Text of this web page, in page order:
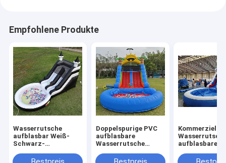
Empfohlene Produkte
Wasserrutsche
aufblasbar Weiß-
Schwarz-
Kinderrutsche mit
Doppelspurige PVC
aufblasbare
Wasserrutsche
Pool Hindernis
Kommerzielle
aufblasbare
Nasse